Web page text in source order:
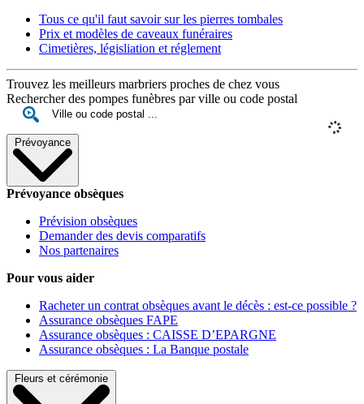
Tous ce qu'il faut savoir sur les pierres tombales
Prix et modèles de caveaux funéraires
Cimetières, législiation et réglement
Trouvez les meilleurs marbriers proches de chez vous
Rechercher des pompes funèbres par ville ou code postal
Prévoyance
Prévoyance obsèques
Prévision obsèques
Demander des devis comparatifs
Nos partenaires
Pour vous aider
Racheter un contrat obsèques avant le décès : est-ce possible ?
Assurance obsèques FAPE
Assurance obsèques : CAISSE D’EPARGNE
Assurance obsèques : La Banque postale
Fleurs et cérémonie